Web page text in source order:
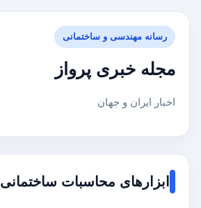
رسانه مهندسی و ساختمانی
مجله خبری پرواز
اخبار ایران و جهان
ابزارهای محاسبات ساختمانی